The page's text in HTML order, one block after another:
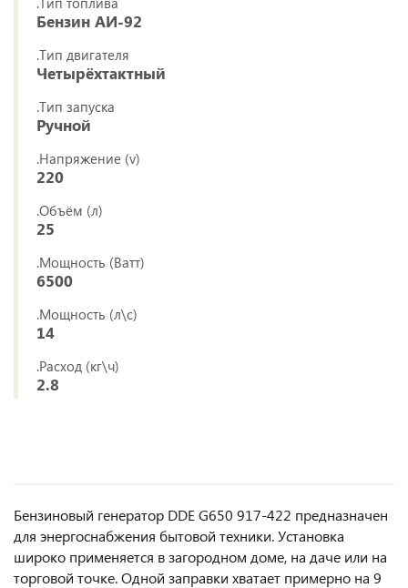
Бензин АИ-92
.Тип двигателя
Четырёхтактный
.Тип запуска
Ручной
.Напряжение (v)
220
.Объём (л)
25
.Мощность (Ватт)
6500
.Мощность (л\с)
14
.Расход (кг\ч)
2.8
Бензиновый генератор DDE G650 917-422 предназначен
для энергоснабжения бытовой техники. Установка
широко применяется в загородном доме, на даче или на
торговой точке. Одной заправки хватает примерно на 9